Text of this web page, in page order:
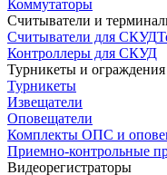
Коммутаторы
Считыватели и
Считыватели для СКУД
Контроллеры для СКУД
Турникеты и ограждения
Турникеты
Извещатели
Оповещатели
Комплекты ОПС и
Приемно-контрольные
Видеорегистраторы